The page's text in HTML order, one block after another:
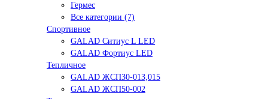
Гермес
Все категории (7)
Спортивное
GALAD Ситиус L LED
GALAD Фортиус LED
Тепличное
GALAD ЖСП30-013,015
GALAD ЖСП50-002